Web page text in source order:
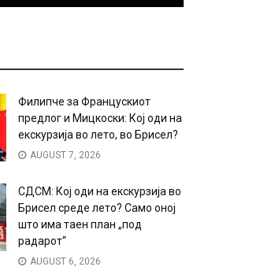
Филипче за Францускиот
предлог и Мицкоски: Кој оди на
екскурзија во лето, во Брисел?
AUGUST 7, 2026
СДСМ: Кој оди на екскурзија во
Брисел среде лето? Само оној
што има таен план „под
радарот“
AUGUST 6, 2026